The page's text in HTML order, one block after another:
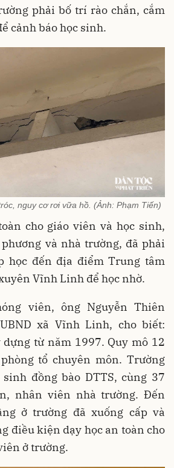
phải bố trí rào chắn, cắm
cảnh báo học sinh.
nguy cơ rơi vữa hồ. (Ảnh: Phạm Tiến)
cho giáo viên và học sinh,
và nhà trường, đã phải
học đến địa điểm Trung tâm
Vĩnh Linh để học nhờ.
viên, ông Nguyễn Thiên
xã Vĩnh Linh, cho biết:
từ năm 1997. Quy mô 12
tổ chuyên môn. Trường
đồng bào DTTS, cùng 37
nhân viên nhà trường. Đến
ở trường đã xuống cấp và
điều kiện dạy học an toàn cho
ở trường.